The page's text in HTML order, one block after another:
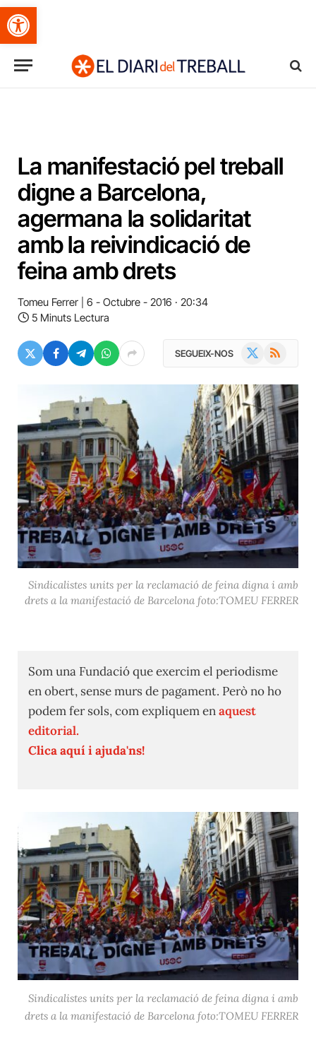
Obre la barra d'eines
La manifestació pel treball
digne a Barcelona,
agermana la solidaritat
amb la reivindicació de
feina amb drets
Tomeu Ferrer
6 - Octubre - 2016 · 20:34
5 Minuts Lectura
SEGUEIX-NOS RSS
Sindicalistes units per la reclamació de feina digna i amb
drets a la manifestació de Barcelona foto:TOMEU FERRER
Som una Fundació que exercim el periodisme
en obert, sense murs de pagament. Però no ho
podem fer sols, com expliquem enaquest
editorial.
Clica aquí i ajuda'ns!
Sindicalistes units per la reclamació de feina digna i amb
drets a la manifestació de Barcelona foto:TOMEU FERRER